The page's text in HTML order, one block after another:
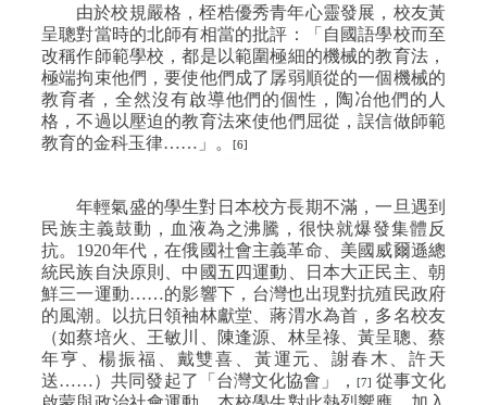
由於校規嚴格，桎梏優秀青年心靈發展，校友黃
呈聰對當時的北師有相當的批評：「自國語學校而至
改稱作師範學校，都是以範圍極細的機械的教育法，
極端拘束他們，要使他們成了孱弱順從的一個機械的
教育者，全然沒有啟導他們的個性，陶冶他們的人
格，不過以壓迫的教育法來使他們屈從，誤信做師範
教育的金科玉律……」。
[6]
年輕氣盛的學生對日本校方長期不滿，一旦遇到
民族主義鼓動，血液為之沸騰，很快就爆發集體反
抗。 1920年代，在俄國社會主義革命、美國威爾遜總
統民族自決原則、中國五四運動、日本大正民主、朝
鮮三一運動……的影響下，台灣也出現對抗殖民政府
的風潮。以抗日領袖林獻堂、蔣渭水為首，多名校友
（如蔡培火、王敏川、陳逢源、林呈祿、黃呈聰、蔡
年亨、楊振福、戴雙喜、黃運元、謝春木、許天
送……）共同發起了「台灣文化協會」，
[7] 從事文化